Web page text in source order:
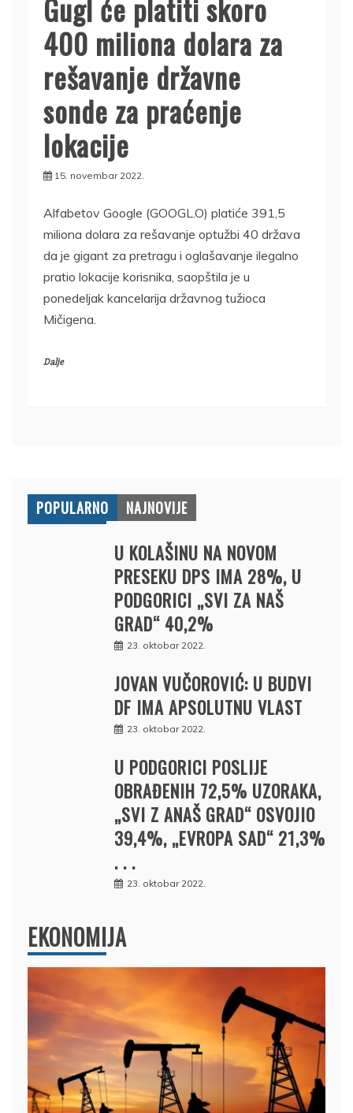
Gugl će platiti skoro
400 miliona dolara za
rešavanje državne
sonde za praćenje
lokacije
15. novembar 2022.
Alfabetov Google (GOOGL.O) platiće 391,5
miliona dolara za rešavanje optužbi 40 država
da je gigant za pretragu i oglašavanje ilegalno
pratio lokacije korisnika, saopštila je u
ponedeljak kancelarija državnog tužioca
Mičigena.
Dalje
POPULARNO NAJNOVIJE
U KOLAŠINU NA NOVOM
PRESEKU DPS IMA 28%, U
PODGORICI „SVI ZA NAŠ
GRAD“ 40,2%
23. oktobar 2022.
JOVAN VUČOROVIĆ: U BUDVI
DF IMA APSOLUTNU VLAST
23. oktobar 2022.
U PODGORICI POSLIJE
OBRAĐENIH 72,5% UZORAKA,
„SVI Z ANAŠ GRAD“ OSVOJIO
39,4%, „EVROPA SAD“ 21,3%
. . .
23. oktobar 2022.
EKONOMIJA